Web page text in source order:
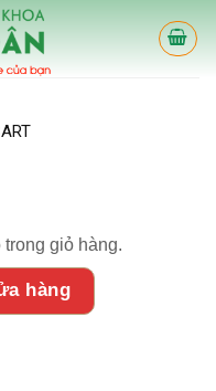
giỏ hàng.
hàng